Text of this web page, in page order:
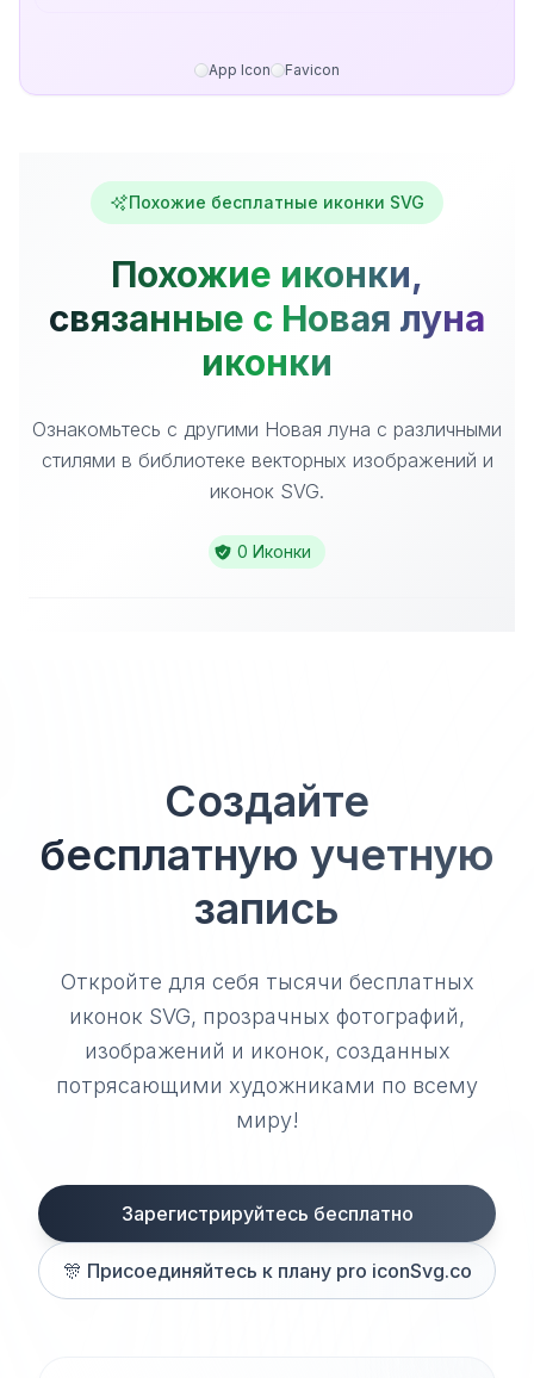
App Icon Favicon
Похожие бесплатные иконки SVG
Похожие иконки,
связанные с Новая луна
иконки
Ознакомьтесь с другими Новая луна с различными
стилями в библиотеке векторных изображений и
иконок SVG.
0 Иконки
Создайте
бесплатную учетную
запись
Откройте для себя тысячи бесплатных
иконок SVG, прозрачных фотографий,
изображений и иконок, созданных
потрясающими художниками по всему
миру!
Зарегистрируйтесь бесплатно
🎊 Присоединяйтесь к плану pro iconSvg.co